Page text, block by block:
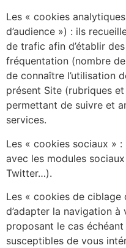
Les « cookies
d’audience ») : ils
de trafic afin d’établir
fréquentation (nombre
de connaître l’utilisation
présent Site (rubriques
permettant de suivre et
services.
Les « cookies sociaux »
avec les modules
Twitter…).
Les « cookies de
d’adapter la navigation
proposant le cas
susceptibles de vous